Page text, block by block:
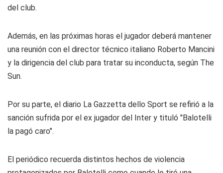
del club.
Además, en las próximas horas el jugador deberá mantener
una reunión con el director técnico italiano Roberto Mancini
y la dirigencia del club para tratar su inconducta, según The
Sun.
Por su parte, el diario La Gazzetta dello Sport se refirió a la
sanción sufrida por el ex jugador del Inter y tituló "Balotelli
la pagó caro".
El periódico recuerda distintos hechos de violencia